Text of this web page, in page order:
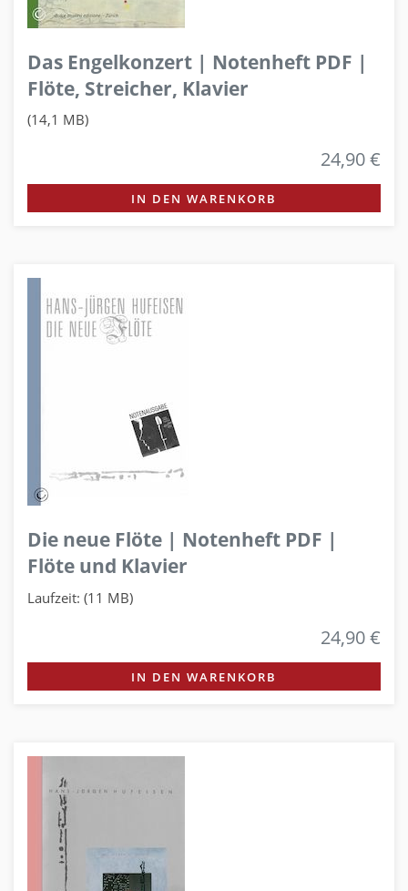
Das Engelkonzert | Notenheft PDF |
Flöte, Streicher, Klavier
(14,1 MB)
24,90 €
IN DEN WARENKORB
Die neue Flöte | Notenheft PDF |
Flöte und Klavier
Laufzeit: (11 MB)
24,90 €
IN DEN WARENKORB